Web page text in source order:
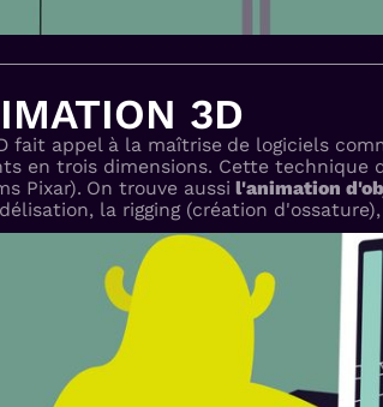
3D
fait appel à la maîtrise de logiciels
en trois dimensions. Cette
Pixar). On trouve aussi l'animation
la rigging (création